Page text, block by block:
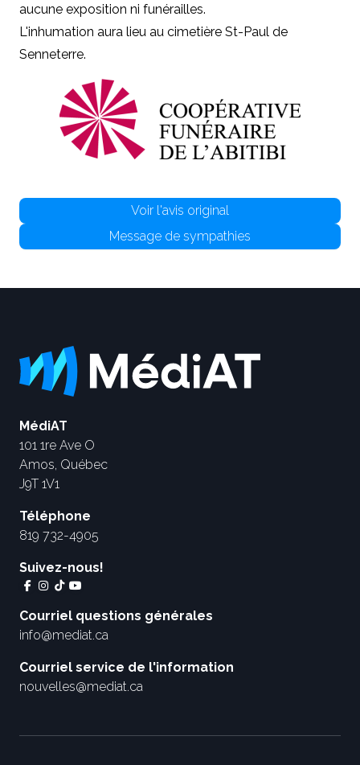
aucune exposition ni funérailles.
L'inhumation aura lieu au cimetière St-Paul de
Senneterre.
Voir l'avis original
Message de sympathies
MédiAT
101 1re Ave O
Amos, Québec
J9T 1V1
Téléphone
819 732-4905
Suivez-nous!
Courriel questions générales
info@mediat.ca
Courriel service de l'information
nouvelles@mediat.ca